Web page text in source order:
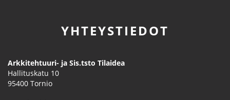
YHTEYSTIEDOT
Arkkitehtuuri- ja Sis.tsto Tilaidea
Hallituskatu 10
95400 Tornio